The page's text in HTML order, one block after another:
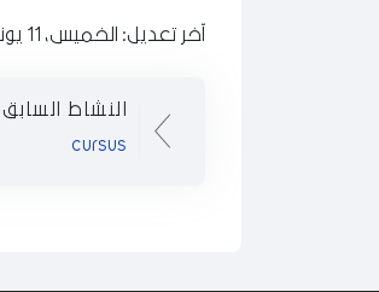
آخر تعديل: الخميس، 11 يونيو 2026، 1:52 PM
النشاط السابق
cursus